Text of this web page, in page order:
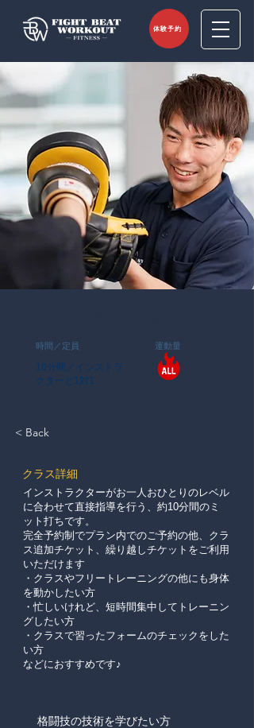
体験予約
時間／定員
10分間／インストラ
クターと1対1
運動量
< Back
​クラス詳細
インストラクターがお一人おひとりのレベル
に合わせて直接指導を行う、約10分間のミ
ット打ちです。
完全予約制でプラン内でのご予約の他、クラ
ス追加チケット、繰り越しチケットをご利用
いただけます
・クラスやフリートレーニングの他にも身体
を動かしたい方
・忙しいけれど、短時間集中してトレーニン
グしたい方
・クラスで習ったフォームのチェックをした
い方
などにおすすめです♪
格闘技の技術を学びたい方